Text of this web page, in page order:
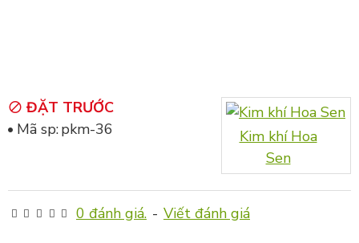
ĐẶT TRƯỚC
Mã sp:pkm-36
Kim khí Hoa
Sen
0 đánh giá. - Viết đánh giá